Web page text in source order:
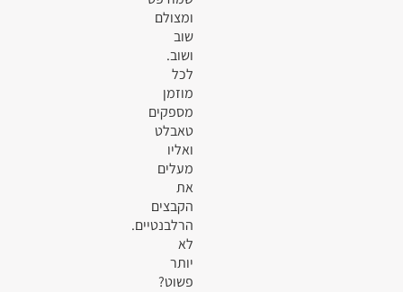
ומצולם
שוב
ושוב.
לכל
מוזמן
מספקים
טאבלט
ואליו
מעלים
את
הקבצים
הרלבנטיים.
לא
יותר
פשוט?